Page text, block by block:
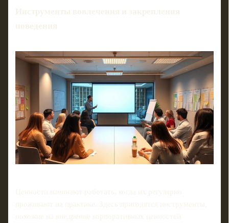
Инструменты вовлечения и закрепления
поведения
Ценности начинают работать, когда их регулярно
проживают на практике. Здесь пригодятся инструменты,
похожие на внедрение корпоративных ценностей